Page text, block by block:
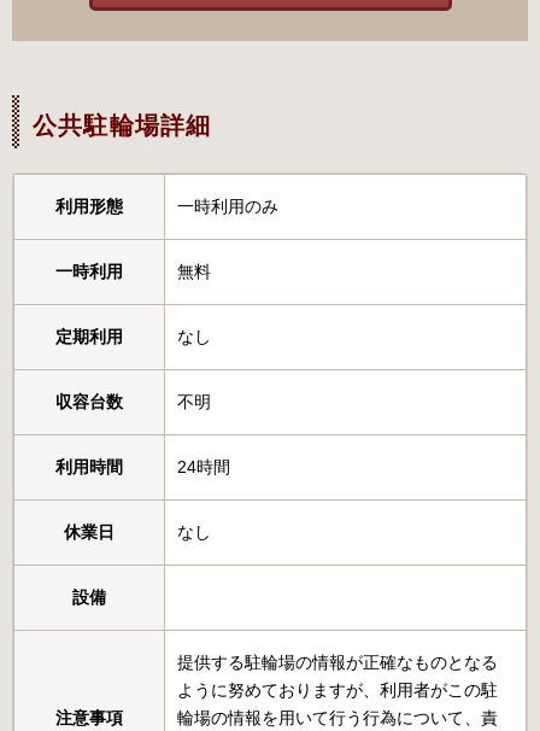
公共駐輪場詳細
利用形態 一時利用のみ
一時利用 無料
定期利用 なし
収容台数 不明
利用時間 24時間
休業日 なし
設備
注意事項
提供する駐輪場の情報が正確なものとなる
ように努めておりますが、利用者がこの駐
輪場の情報を用いて行う行為について、責